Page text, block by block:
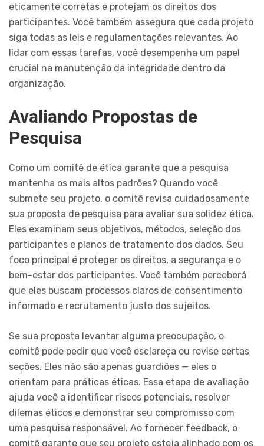
eticamente corretas e protejam os direitos dos
participantes. Você também assegura que cada projeto
siga todas as leis e regulamentações relevantes. Ao
lidar com essas tarefas, você desempenha um papel
crucial na manutenção da integridade dentro da
organização.
Avaliando Propostas de
Pesquisa
Como um comitê de ética garante que a pesquisa
mantenha os mais altos padrões? Quando você
submete seu projeto, o comitê revisa cuidadosamente
sua proposta de pesquisa para avaliar sua solidez ética.
Eles examinam seus objetivos, métodos, seleção dos
participantes e planos de tratamento dos dados. Seu
foco principal é proteger os direitos, a segurança e o
bem-estar dos participantes. Você também perceberá
que eles buscam processos claros de consentimento
informado e recrutamento justo dos sujeitos.
Se sua proposta levantar alguma preocupação, o
comitê pode pedir que você esclareça ou revise certas
seções. Eles não são apenas guardiões — eles o
orientam para práticas éticas. Essa etapa de avaliação
ajuda você a identificar riscos potenciais, resolver
dilemas éticos e demonstrar seu compromisso com
uma pesquisa responsável. Ao fornecer feedback, o
comitê garante que seu projeto esteja alinhado com os